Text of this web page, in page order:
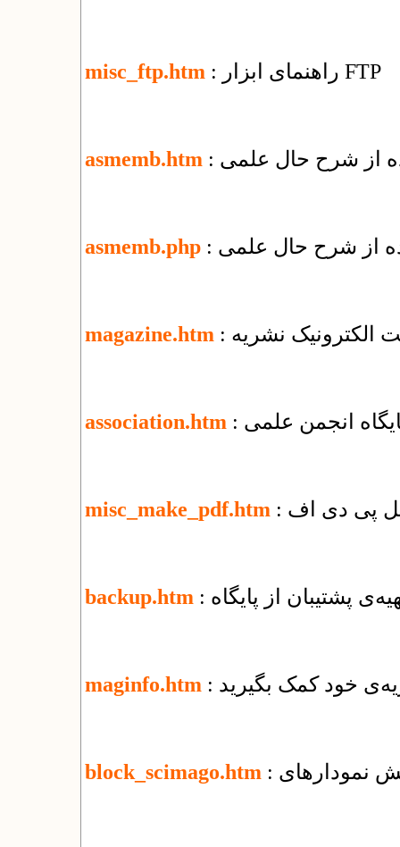
misc_ftp.htm : راهنمای ابزار FTP
asmemb.htm از شرح حال علمی
asmemb.php از شرح حال علمی
magazine.htm الکترونیک نشریه
association.htm انجمن علمی
misc_make_pdf.htm
backup.htm پشتیبان از پایگاه
maginfo.htm خود کمک بگیرید
block_scimago.htm